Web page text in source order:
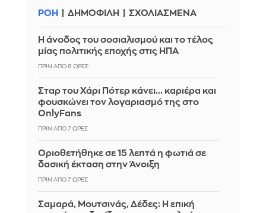
ΡΟΗ ΔΗΜΟΦΙΛΗ ΣΧΟΛΙΑΣΜΕΝΑ
Η άνοδος του σοσιαλισμού και το τέλος
μίας πολιτικής εποχής στις ΗΠΑ
ΠΡΙΝ ΑΠΌ 6 ΏΡΕΣ
Σταρ του Χάρι Πότερ κάνει... καριέρα και
φουσκώνει τον λογαριασμό της στο
OnlyFans
ΠΡΙΝ ΑΠΌ 7 ΏΡΕΣ
Οριοθετήθηκε σε 15 λεπτά η φωτιά σε
δασική έκταση στην Άνοιξη
ΠΡΙΝ ΑΠΌ 7 ΏΡΕΣ
Σαμαρά, Μουτσινάς, Δέδες: Η επική